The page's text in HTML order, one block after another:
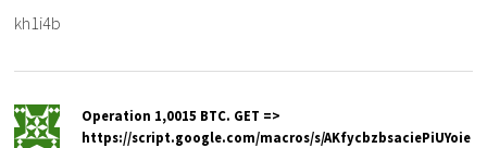
kh1i4b
Ореrаtiоn 1,0015 ВТС. GЕТ =>
https://script.google.com/macros/s/AKfycbzbsaciePiUYoie